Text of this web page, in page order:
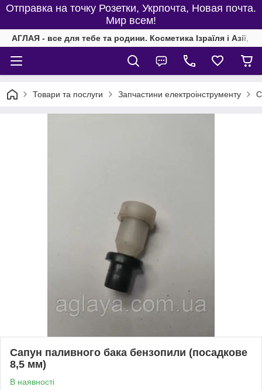
Отправка на точку Розетки, Укрпочта, Новая почта.
Мир всем!
АГЛАЯ - все для тебе та родини. Косметика Ізраїля і Азії,
Товари та послуги Запчастини електроінструменту
Сапун паливного бака бензопили (посадкове
8,5 мм)
В наявності